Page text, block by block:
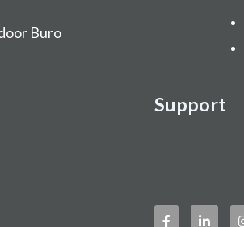
Buro
Support